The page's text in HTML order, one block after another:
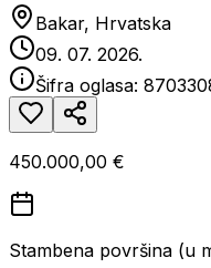
Bakar, Hrvatska
09. 07. 2026.
Šifra oglasa:
450.000,00 €
Stambena površina (u